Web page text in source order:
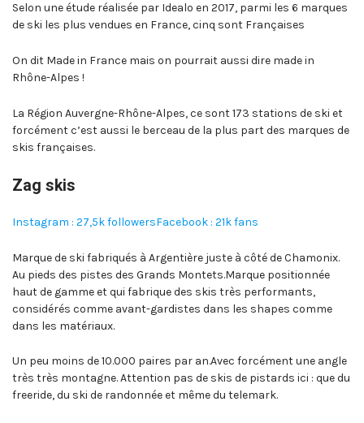
Selon une étude réalisée par Idealo en 2017, parmi les 6 marques
de ski les plus vendues en France, cinq sont Françaises
On dit Made in France mais on pourrait aussi dire made in
Rhône-Alpes !
La Région Auvergne-Rhône-Alpes, ce sont 173 stations de ski et
forcément c’est aussi le berceau de la plus part des marques de
skis françaises.
Zag skis
Instagram : 27,5k followersFacebook : 21k fans
Marque de ski fabriqués à Argentière juste à côté de Chamonix.
Au pieds des pistes des Grands Montets.Marque positionnée
haut de gamme et qui fabrique des skis très performants,
considérés comme avant-gardistes dans les shapes comme
dans les matériaux.
Un peu moins de 10.000 paires par an.Avec forcément une angle
très très montagne. Attention pas de skis de pistards ici : que du
freeride, du ski de randonnée et même du telemark.